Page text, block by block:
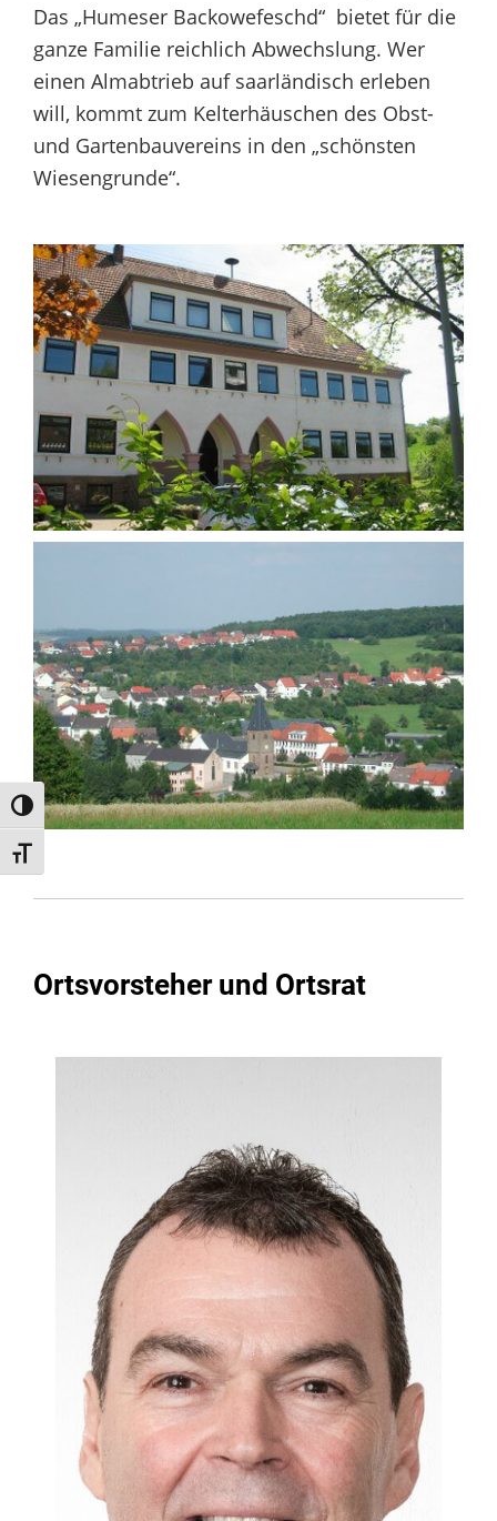
Umschalten auf hohe Kontraste
Schrift vergrößern
Das „Humeser Backowefeschd“ bietet für die
ganze Familie reichlich Abwechslung. Wer
einen Almabtrieb auf saarländisch erleben
will, kommt zum Kelterhäuschen des Obst-
und Gartenbauvereins in den „schönsten
Wiesengrunde“.
Ortsvorsteher und Ortsrat